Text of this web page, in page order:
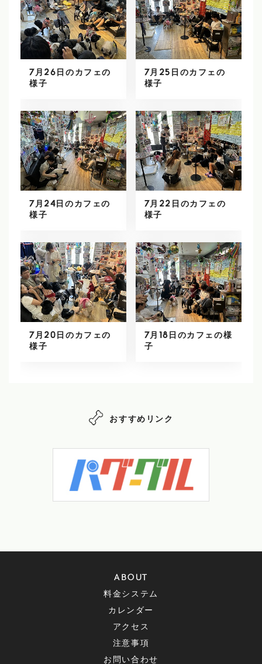
7月26日のカフェの
様子
7月25日のカフェの
様子
7月24日のカフェの
様子
7月22日のカフェの
様子
7月20日のカフェの
様子
7月18日のカフェの様
子
おすすめリンク
ABOUT
料金システム
カレンダー
アクセス
注意事項
お問い合わせ